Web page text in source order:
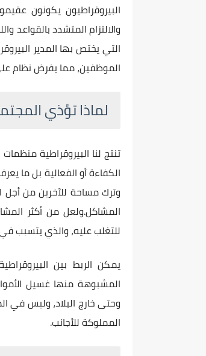
البيروقراطيون يكونون
والالتزام المتشدد بالقواعد
التي يختص بها المدير
الموظفين، مما يفرض نظام على
لماذا تؤذي
تنتج لنا البيروقراطية
الكفاءة أو الفعالية بل ما
وترك مساحة للآخرين من أجل
المشاكل.ولعل من أكثر
للتغلب عليه، والذي يتسبب
يمكن الربط بين
المشبوهة منها غسيل
وحتى خارج البلاد، وليس في
المملوكة للأجانب.